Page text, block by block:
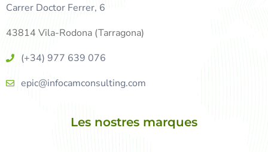
Carrer Doctor Ferrer, 6
43814 Vila-Rodona (Tarragona)
(+34) 977 639 076
epic@infocamconsulting.com
Les nostres marques